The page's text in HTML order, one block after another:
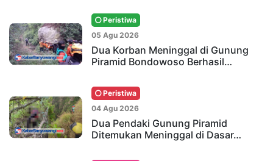
Peristiwa
05 Agu 2026
Dua Korban Meninggal di Gunung
Piramid Bondowoso Berhasil…
Peristiwa
04 Agu 2026
Dua Pendaki Gunung Piramid
Ditemukan Meninggal di Dasar…